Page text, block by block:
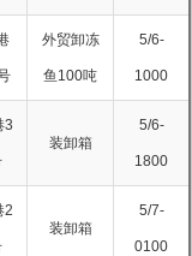
外贸卸冻
鱼100吨
5/6-
1000
3
装卸箱
5/6-
1800
2
装卸箱
5/7-
0100